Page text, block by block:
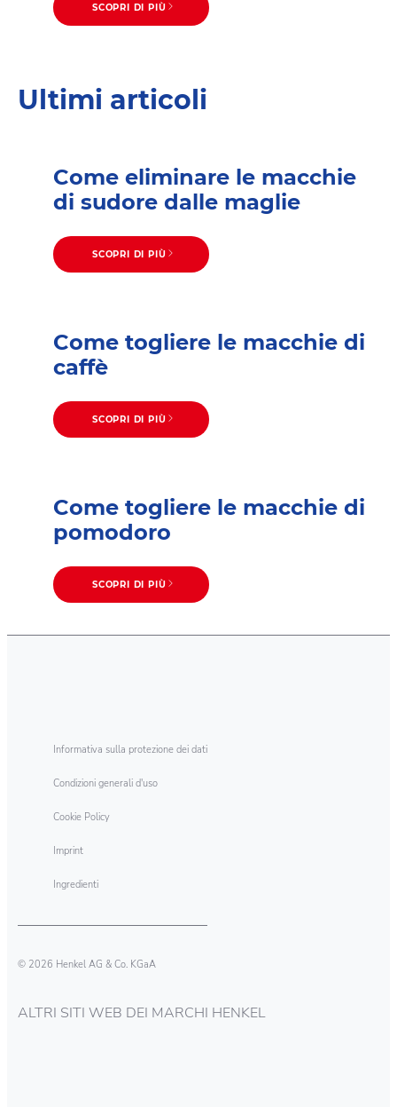
SCOPRI DI PIÙ
Ultimi articoli
Come eliminare le macchie
di sudore dalle maglie
SCOPRI DI PIÙ
Come togliere le macchie di
caffè
SCOPRI DI PIÙ
Come togliere le macchie di
pomodoro
SCOPRI DI PIÙ
Informativa sulla protezione dei dati
Condizioni generali d'uso
Cookie Policy
Imprint
Ingredienti
© 2026 Henkel AG & Co. KGaA
ALTRI SITI WEB DEI MARCHI HENKEL